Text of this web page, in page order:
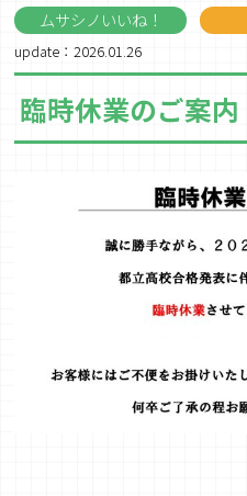
ムサシノいいね！
update：2026.01.26
臨時休業のご案内